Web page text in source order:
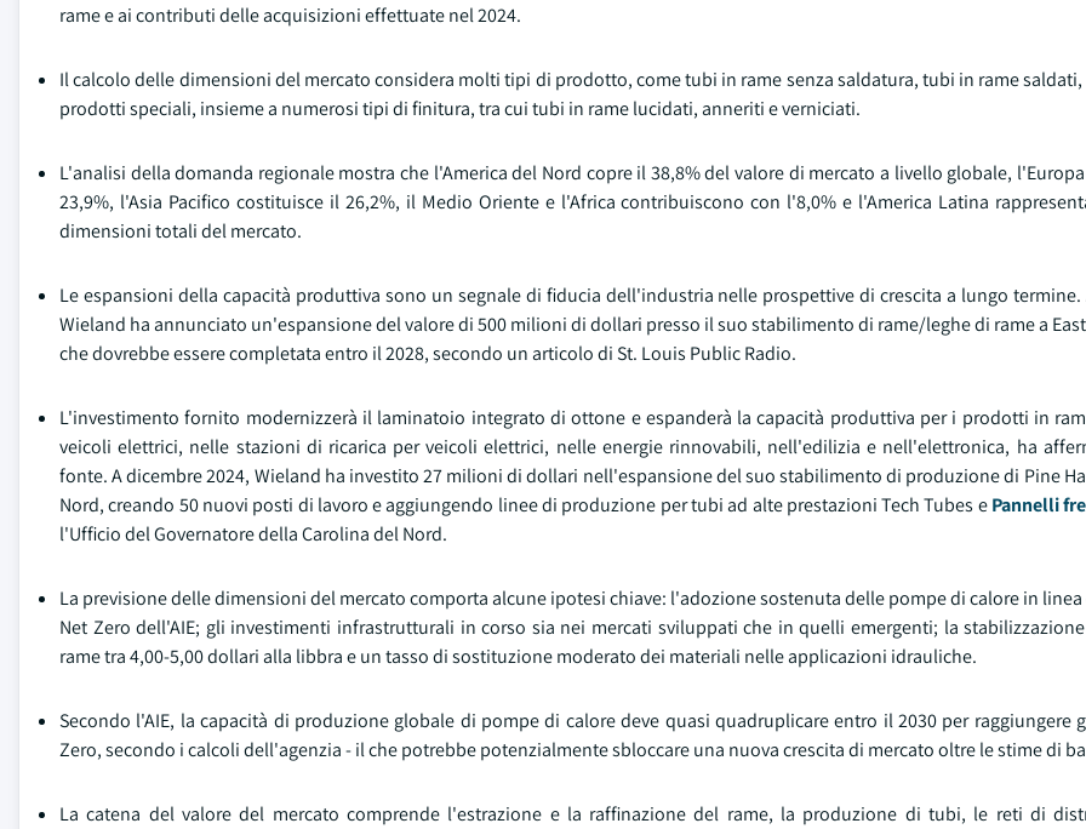
rame e ai contributi delle acquisizioni effettuate nel 2024.
Il calcolo delle dimensioni del mercato considera molti tipi di prodotto, come tubi in rame senza saldatura, tubi in rame
prodotti speciali, insieme a numerosi tipi di finitura, tra cui tubi in rame lucidati, anneriti e verniciati.
L'analisi della domanda regionale mostra che l'America del Nord copre il 38,8% del valore di mercato a livello globale,
23,9%, l'Asia Pacifico costituisce il 26,2%, il Medio Oriente e l'Africa contribuiscono con l'8,0% e l'America Latina
dimensioni totali del mercato.
Le espansioni della capacità produttiva sono un segnale di fiducia dell'industria nelle prospettive di crescita a lungo termine.
Wieland ha annunciato un'espansione del valore di 500 milioni di dollari presso il suo stabilimento di rame/leghe di rame a
che dovrebbe essere completata entro il 2028, secondo un articolo di St. Louis Public Radio.
L'investimento fornito modernizzerà il laminatoio integrato di ottone e espanderà la capacità produttiva per i prodotti in
veicoli elettrici, nelle stazioni di ricarica per veicoli elettrici, nelle energie rinnovabili, nell'edilizia e nell'elettronica, ha
fonte. A dicembre 2024, Wieland ha investito 27 milioni di dollari nell'espansione del suo stabilimento di produzione di Pine
Nord, creando 50 nuovi posti di lavoro e aggiungendo linee di produzione per tubi ad alte prestazioni Tech Tubes ePannelli
l'Ufficio del Governatore della Carolina del Nord.
La previsione delle dimensioni del mercato comporta alcune ipotesi chiave: l'adozione sostenuta delle pompe di calore in linea
Net Zero dell'AIE; gli investimenti infrastrutturali in corso sia nei mercati sviluppati che in quelli emergenti; la
rame tra 4,00-5,00 dollari alla libbra e un tasso di sostituzione moderato dei materiali nelle applicazioni idrauliche.
Secondo l'AIE, la capacità di produzione globale di pompe di calore deve quasi quadruplicare entro il 2030 per raggiungere
Zero, secondo i calcoli dell'agenzia - il che potrebbe potenzialmente sbloccare una nuova crescita di mercato oltre le stime di
La catena del valore del mercato comprende l'estrazione e la raffinazione del rame, la produzione di tubi, le reti di